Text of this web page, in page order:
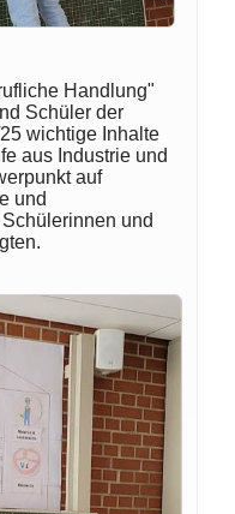
Handlung"
Schüler der
wichtige Inhalte
aus Industrie und
auf
und
und